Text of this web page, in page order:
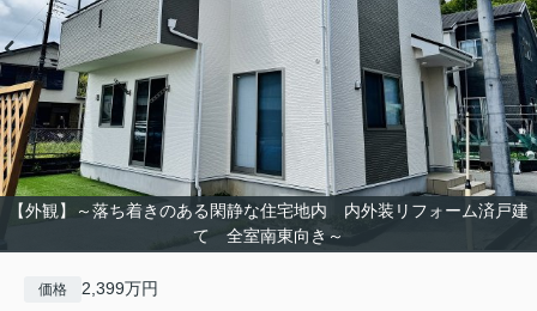
【外観】～落ち着きのある閑静な住宅地内 内外装リフォーム済戸建
て 全室南東向き～
価格 2,399万円